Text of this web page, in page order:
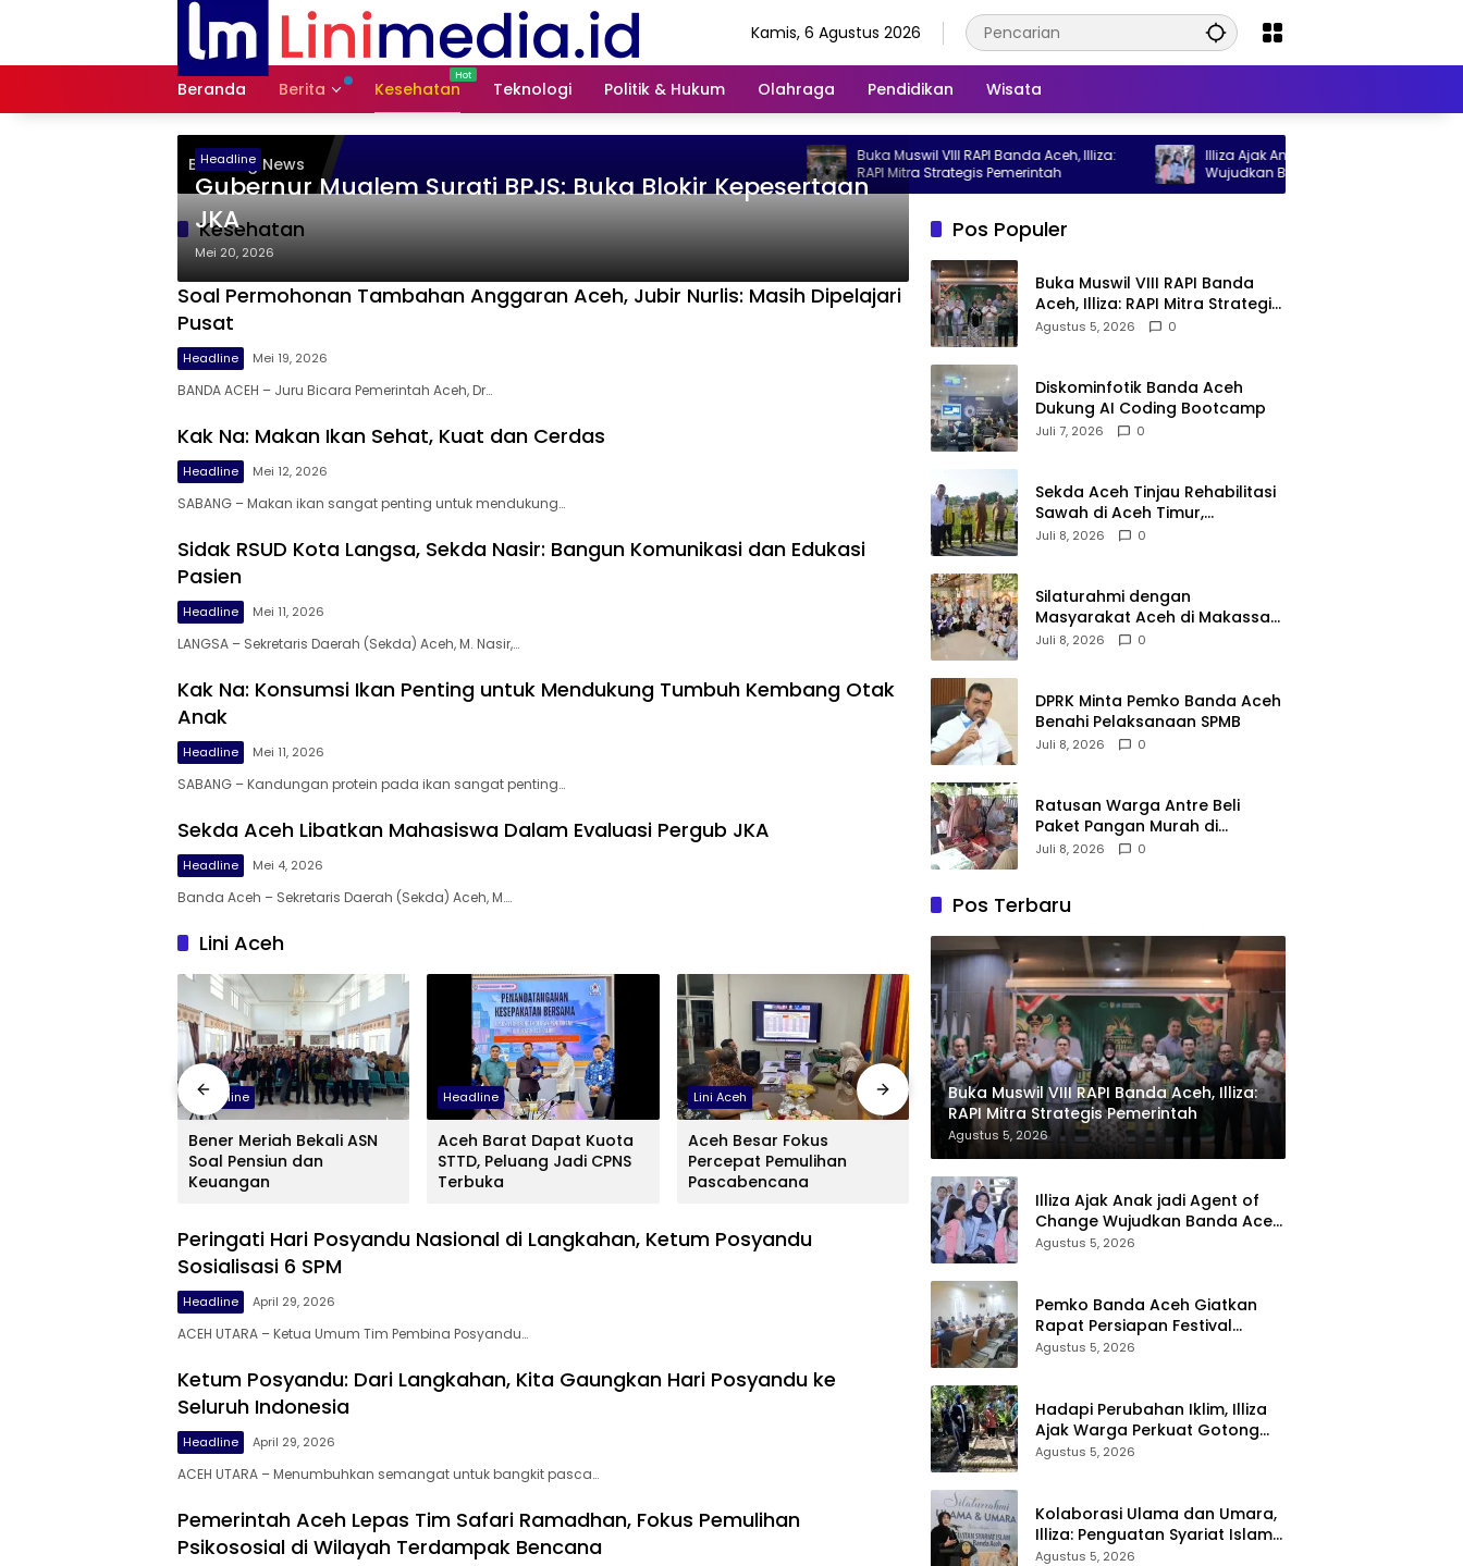
Kamis, 6 Agustus 2026
Beranda Berita Kesehatan Teknologi Politik & Hukum Olahraga Pendidikan Wisata
Breaking News
Buka Muswil VIII RAPI Banda Aceh, Illiza:
RAPI Mitra Strategis Pemerintah
Illiza Ajak Anak jadi Agent of Change
Wujudkan Banda Aceh Kota Layak Anak
Kesehatan
Headline
Gubernur Mualem Surati BPJS: Buka Blokir Kepesertaan
JKA
Mei 20, 2026
Soal Permohonan Tambahan Anggaran Aceh, Jubir Nurlis: Masih Dipelajari
Pusat
Headline Mei 19, 2026
BANDA ACEH – Juru Bicara Pemerintah Aceh, Dr…
Kak Na: Makan Ikan Sehat, Kuat dan Cerdas
Headline Mei 12, 2026
SABANG – Makan ikan sangat penting untuk mendukung…
Sidak RSUD Kota Langsa, Sekda Nasir: Bangun Komunikasi dan Edukasi
Pasien
Headline Mei 11, 2026
LANGSA – Sekretaris Daerah (Sekda) Aceh, M. Nasir,…
Kak Na: Konsumsi Ikan Penting untuk Mendukung Tumbuh Kembang Otak
Anak
Headline Mei 11, 2026
SABANG – Kandungan protein pada ikan sangat penting…
Sekda Aceh Libatkan Mahasiswa Dalam Evaluasi Pergub JKA
Headline Mei 4, 2026
Banda Aceh – Sekretaris Daerah (Sekda) Aceh, M….
Lini Aceh
Headline
Bener Meriah Bekali ASN
Soal Pensiun dan
Keuangan
Headline
Aceh Barat Dapat Kuota
STTD, Peluang Jadi CPNS
Terbuka
Lini Aceh
Aceh Besar Fokus
Percepat Pemulihan
Pascabencana
Lini Aceh
PMI Aceh Besar Dilantik,
Pemkab Siapkan Unit
Donor Darah
Headline
Bener Meriah Bekali ASN
Soal Pensiun dan
Peringati Hari Posyandu Nasional di Langkahan, Ketum Posyandu
Sosialisasi 6 SPM
Headline April 29, 2026
ACEH UTARA – Ketua Umum Tim Pembina Posyandu…
Ketum Posyandu: Dari Langkahan, Kita Gaungkan Hari Posyandu ke
Seluruh Indonesia
Headline April 29, 2026
ACEH UTARA – Menumbuhkan semangat untuk bangkit pasca…
Pemerintah Aceh Lepas Tim Safari Ramadhan, Fokus Pemulihan
Psikososial di Wilayah Terdampak Bencana
Pos Populer
Buka Muswil VIII RAPI Banda
Aceh, Illiza: RAPI Mitra Strategis
Pemerintah
Agustus 5, 2026 0
Diskominfotik Banda Aceh
Dukung AI Coding Bootcamp
Juli 7, 2026 0
Sekda Aceh Tinjau Rehabilitasi
Sawah di Aceh Timur,
Targetkan Tanam Juli
Juli 8, 2026 0
Silaturahmi dengan
Masyarakat Aceh di Makassar,
Kak Na Mengaku Bangga atas
Juli 8, 2026 0
DPRK Minta Pemko Banda Aceh
Benahi Pelaksanaan SPMB
Juli 8, 2026 0
Ratusan Warga Antre Beli
Paket Pangan Murah di
Simpang Tiga
Juli 8, 2026 0
Pos Terbaru
Buka Muswil VIII RAPI Banda Aceh, Illiza:
RAPI Mitra Strategis Pemerintah
Agustus 5, 2026
Illiza Ajak Anak jadi Agent of
Change Wujudkan Banda Aceh
Kota Layak Anak
Agustus 5, 2026
Pemko Banda Aceh Giatkan
Rapat Persiapan Festival
Kemerdekaan di Pasar Atjeh
Agustus 5, 2026
Hadapi Perubahan Iklim, Illiza
Ajak Warga Perkuat Gotong
Royong dan Kampung Proklim
Agustus 5, 2026
Kolaborasi Ulama dan Umara,
Illiza: Penguatan Syariat Islam
Tanggung Jawab Bersama
Agustus 5, 2026